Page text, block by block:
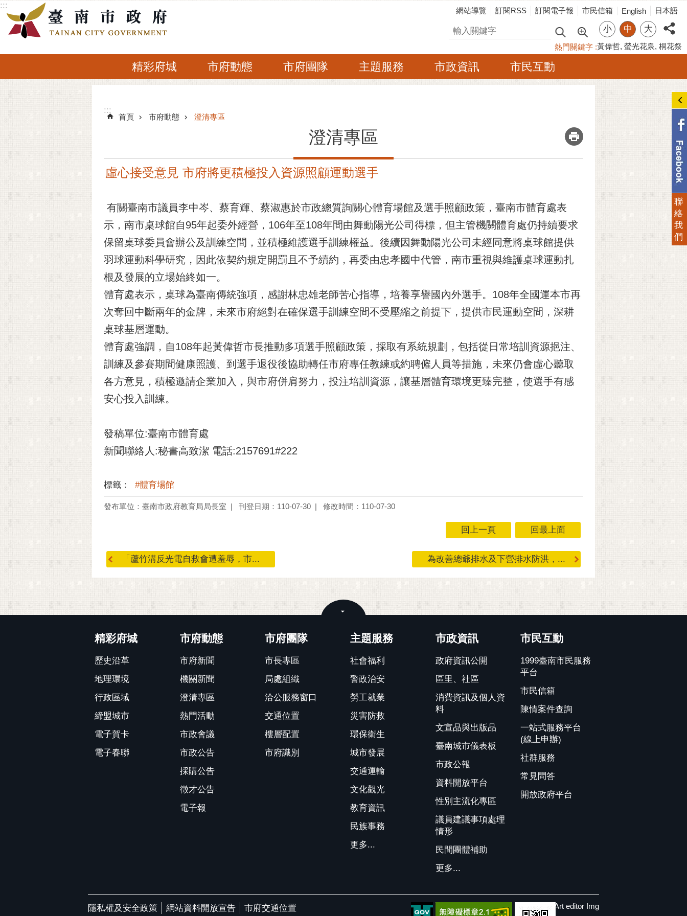
跳到主要內容區塊
:::
網站導覽 訂閱RSS 訂閱電子報 市民信箱 English 日本語
搜尋 小 中 大
熱門關鍵字 黃偉哲 螢光花泉 桐花祭
精彩府城 市府動態 市府團隊 主題服務 市政資訊 市民互動
:::
:::
首頁 市府動態 澄清專區
澄清專區 _
虛心接受意見 市府將更積極投入資源照顧運動選手
有關臺南市議員李中岑、蔡育輝、蔡淑惠於市政總質詢關心體育場館及選手照顧政策，臺南市體育處表
示，南市桌球館自95年起委外經營，106年至108年間由舞動陽光公司得標，但主管機關體育處仍持續要求
保留桌球委員會辦公及訓練空間，並積極維護選手訓練權益。後續因舞動陽光公司未經同意將桌球館提供
羽球運動科學研究，因此依契約規定開罰且不予續約，再委由忠孝國中代管，南市重視與維護桌球運動扎
根及發展的立場始終如一。
體育處表示，桌球為臺南傳統強項，感謝林忠雄老師苦心指導，培養享譽國內外選手。108年全國運本市再
次奪回中斷兩年的金牌，未來市府絕對在確保選手訓練空間不受壓縮之前提下，提供市民運動空間，深耕
桌球基層運動。
體育處強調，自108年起黃偉哲市長推動多項選手照顧政策，採取有系統規劃，包括從日常培訓資源挹注、
訓練及參賽期間健康照護、到選手退役後協助轉任市府專任教練或約聘僱人員等措施，未來仍會虛心聽取
各方意見，積極邀請企業加入，與市府併肩努力，投注培訓資源，讓基層體育環境更臻完整，使選手有感
安心投入訓練。
發稿單位:臺南市體育處
新聞聯絡人:秘書高致潔 電話:2157691#222
標籤： #體育場館
發布單位：臺南市政府教育局局長室 刊登日期：110-07-30 修改時間：110-07-30
回上一頁 回最上面
「蘆竹溝反光電自救會遭羞辱，市... 為改善總爺排水及下營排水防洪，...
精彩府城
歷史沿革
地理環境
行政區域
締盟城市
電子賀卡
電子春聯
市府動態
市府新聞
機關新聞
澄清專區
熱門活動
市政會議
市政公告
採購公告
徵才公告
電子報
市府團隊
市長專區
局處組織
洽公服務窗口
交通位置
樓層配置
市府識別
主題服務
社會福利
警政治安
勞工就業
災害防救
環保衛生
城市發展
交通運輸
文化觀光
教育資訊
民族事務
更多...
市政資訊
政府資訊公開
區里、社區
消費資訊及個人資
料
文宣品與出版品
臺南城市儀表板
市政公報
資料開放平台
性別主流化專區
議員建議事項處理
情形
民間團體補助
更多...
市民互動
1999臺南市民服務
平台
市民信箱
陳情案件查詢
一站式服務平台
(線上申辦)
社群服務
常見問答
開放政府平台
隱私權及安全政策 網站資料開放宣告 市府交通位置
聯
絡
我
們